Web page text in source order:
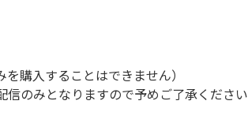
購入することはできません）
のみとなりますので予めご了承ください